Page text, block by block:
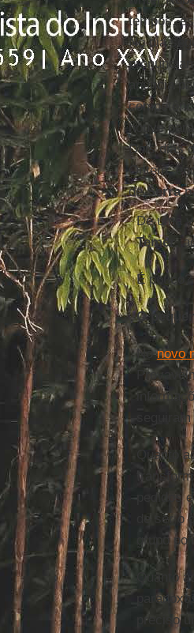
tempos,
No dia
anuncia
houve
Dois dias
Ontem,
deSerra
De uma
Temer,
É pouco?
O
Nonovo
Quanto
pedidos
de ser
grupo
Quanto
preciso